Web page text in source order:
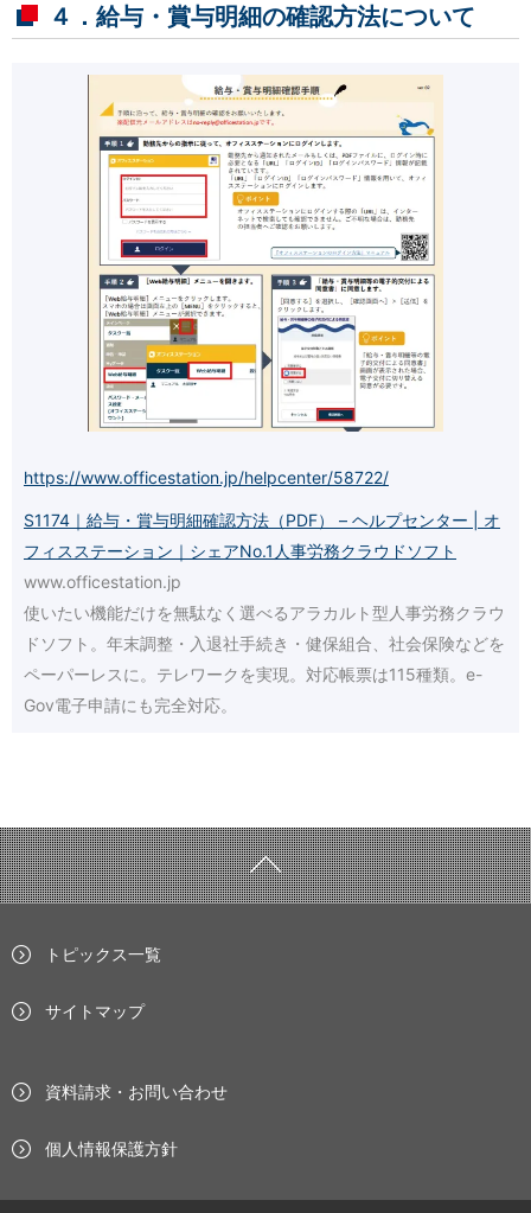
４．給与・賞与明細の確認方法について
https://www.officestation.jp/helpcenter/58722/
S1174｜給与・賞与明細確認方法（PDF） – ヘルプセンター | オ
フィスステーション｜シェアNo.1人事労務クラウドソフト
www.officestation.jp
使いたい機能だけを無駄なく選べるアラカルト型人事労務クラウ
ドソフト。年末調整・入退社手続き・健保組合、社会保険などを
ペーパーレスに。テレワークを実現。対応帳票は115種類。e-
Gov電子申請にも完全対応。
トピックス一覧
サイトマップ
資料請求・お問い合わせ
個人情報保護方針